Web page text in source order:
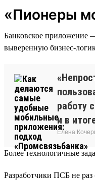
«Пионеры
Банковское приложение
выверенную бизнес-
работу
и в
Елена
Более технологичные
Разработчики ПСБ не